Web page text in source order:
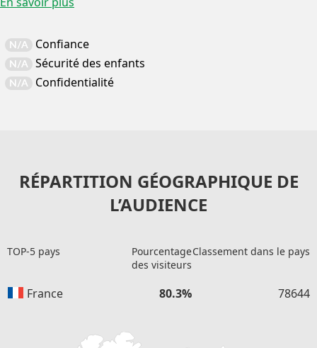
N/A Confiance
N/A Sécurité des enfants
N/A Confidentialité
RÉPARTITION GÉOGRAPHIQUE DE
L’AUDIENCE
TOP-5 pays
Pourcentage
des visiteurs
Classement dans le pays
France 80.3% 78644